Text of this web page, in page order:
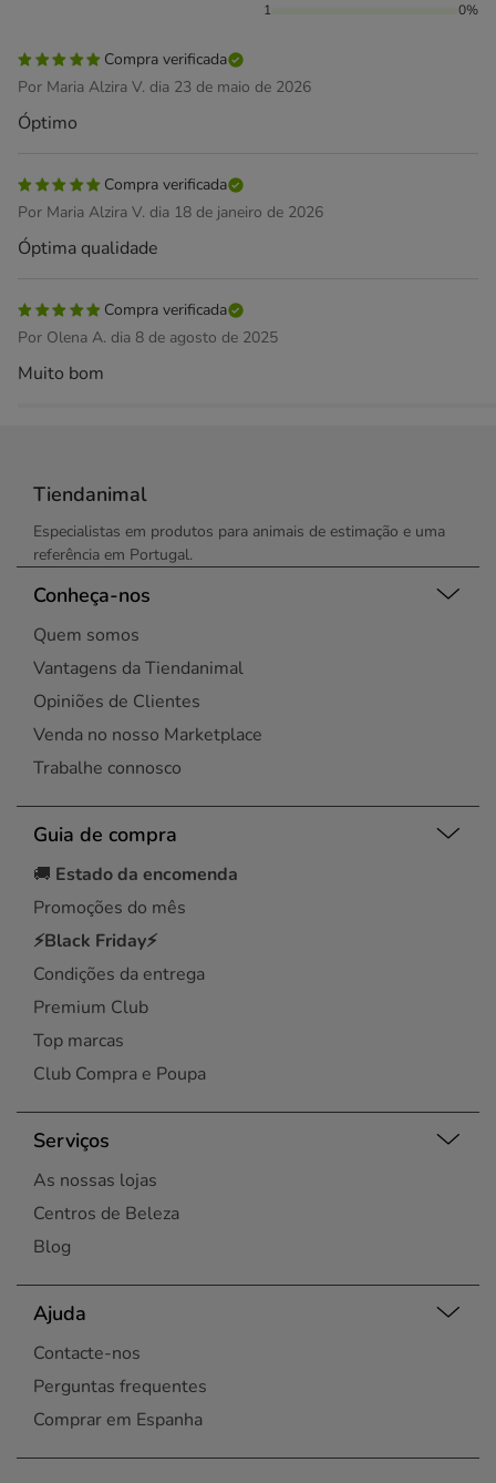
1
0%
Compra verificada
Por Maria Alzira V. dia 23 de maio de 2026
Óptimo
Compra verificada
Por Maria Alzira V. dia 18 de janeiro de 2026
Óptima qualidade
Compra verificada
Por Olena A. dia 8 de agosto de 2025
Muito bom
Tiendanimal
Especialistas em produtos para animais de estimação e uma
referência em Portugal.
Conheça-nos
Quem somos
Vantagens da Tiendanimal
Opiniões de Clientes
Venda no nosso Marketplace
Trabalhe connosco
Guia de compra
🚚 Estado da encomenda
Promoções do mês
⚡Black Friday⚡
Condições da entrega
Premium Club
Top marcas
Club Compra e Poupa
Serviços
As nossas lojas
Centros de Beleza
Blog
Ajuda
Contacte-nos
Perguntas frequentes
Comprar em Espanha